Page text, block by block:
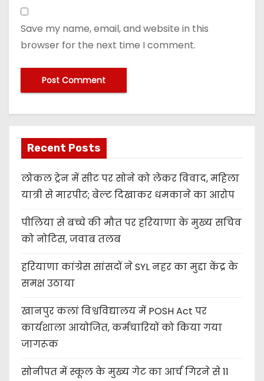
Save my name, email, and website in this
browser for the next time I comment.
Recent Posts
लोकल ट्रेन में सीट पर सोने को लेकर विवाद, महिला
यात्री से मारपीट; बेल्ट दिखाकर धमकाने का आरोप
पीलिया से बच्चे की मौत पर हरियाणा के मुख्य सचिव
को नोटिस, जवाब तलब
हरियाणा कांग्रेस सांसदों ने SYL नहर का मुद्दा केंद्र के
समक्ष उठाया
खानपुर कलां विश्वविद्यालय में POSH Act पर
कार्यशाला आयोजित, कर्मचारियों को किया गया
जागरूक
सोनीपत में स्कूल के मुख्य गेट का आर्च गिरने से 11